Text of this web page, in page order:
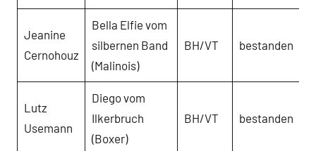
Jeanine
Cernohouz
Bella Elfie vom
silbernen Band
(Malinois)
BH/VT bestanden
Lutz
Usemann
Diego vom
Ilkerbruch
(Boxer)
BH/VT bestanden